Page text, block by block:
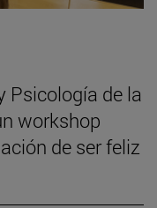
Psicología de la
workshop
de ser feliz